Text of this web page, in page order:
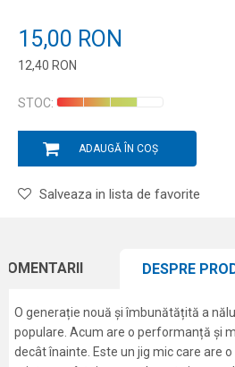
15,00 RON
12,40 RON
STOC:
ADAUGĂ ÎN COȘ
Salveaza in lista de favorite
DESPRE
O generație nouă și îmbunătățită a
populare. Acum are o performanță și
decât înainte. Este un jig mic care are